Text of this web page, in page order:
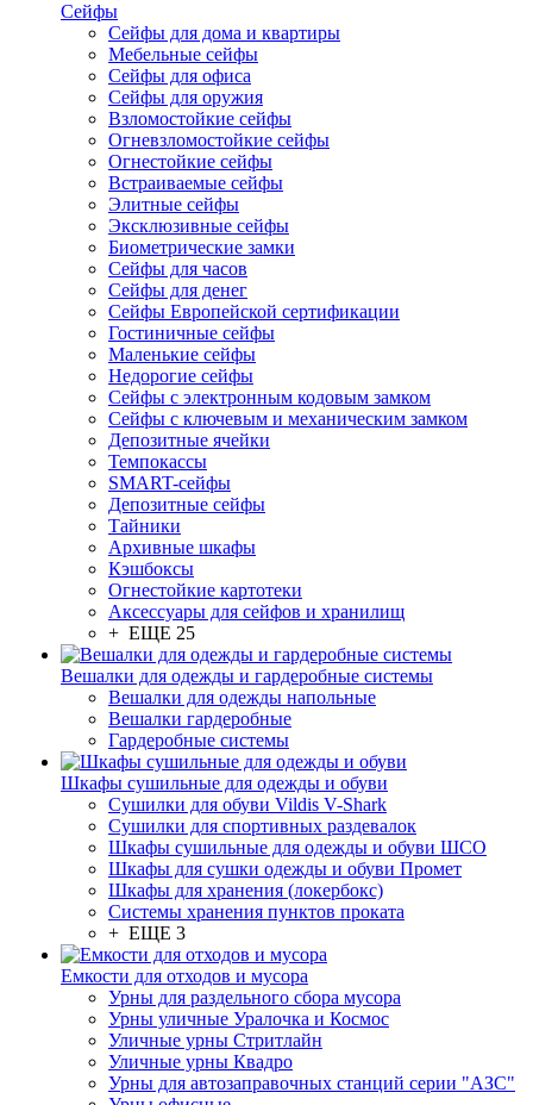
Сейфы
Сейфы для дома и квартиры
Мебельные сейфы
Сейфы для офиса
Сейфы для оружия
Взломостойкие сейфы
Огневзломостойкие сейфы
Огнестойкие сейфы
Встраиваемые сейфы
Элитные сейфы
Эксклюзивные сейфы
Биометрические замки
Сейфы для часов
Сейфы для денег
Сейфы Европейской сертификации
Гостиничные сейфы
Маленькие сейфы
Недорогие сейфы
Сейфы с электронным кодовым замком
Сейфы с ключевым и механическим замком
Депозитные ячейки
Темпокассы
SMART-сейфы
Депозитные сейфы
Тайники
Архивные шкафы
Кэшбоксы
Огнестойкие картотеки
Аксессуары для сейфов и хранилищ
+ ЕЩЕ 25
Вешалки для одежды и гардеробные системы
Вешалки для одежды напольные
Вешалки гардеробные
Гардеробные системы
Шкафы сушильные для одежды и обуви
Сушилки для обуви Vildis V-Shark
Сушилки для спортивных раздевалок
Шкафы сушильные для одежды и обуви ШСО
Шкафы для сушки одежды и обуви Промет
Шкафы для хранения (локербокс)
Системы хранения пунктов проката
+ ЕЩЕ 3
Емкости для отходов и мусора
Урны для раздельного сбора мусора
Урны уличные Уралочка и Космос
Уличные урны Стритлайн
Уличные урны Квадро
Урны для автозаправочных станций серии "АЗС"